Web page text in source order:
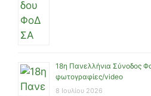
18η Πανελλήνια Σύνοδος
φωτογραφίες/video
8 Ιουλίου 2026